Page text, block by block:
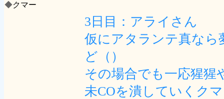
◆クマー
3日目：アライさん
仮にアタランテ真な
ど（）
その場合でも一応猩猩
未COを潰していくク